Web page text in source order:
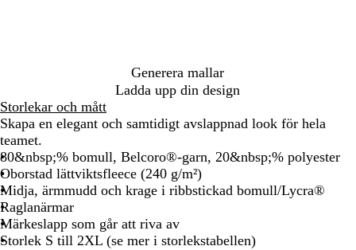
Generera mallar
Ladda upp din design
Storlekar och mått
Skapa en elegant och samtidigt avslappnad look för hela
teamet.
80&nbsp;% bomull, Belcoro®-garn, 20&nbsp;% polyester
Oborstad lättviktsfleece (240 g/m²)
Midja, ärmmudd och krage i ribbstickad bomull/Lycra®
Raglanärmar
Märkeslapp som går att riva av
Storlek S till 2XL (se mer i storlekstabellen)